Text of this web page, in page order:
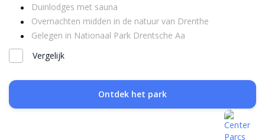
Duinlodges met sauna
Overnachten midden in de natuur van Drenthe
Gelegen in Nationaal Park Drentsche Aa
Vergelijk
Ontdek het park